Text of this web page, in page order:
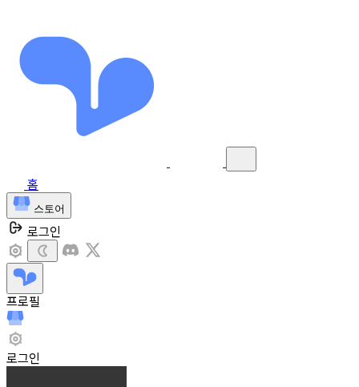
홈
스토어
로그인
프로필
로그인